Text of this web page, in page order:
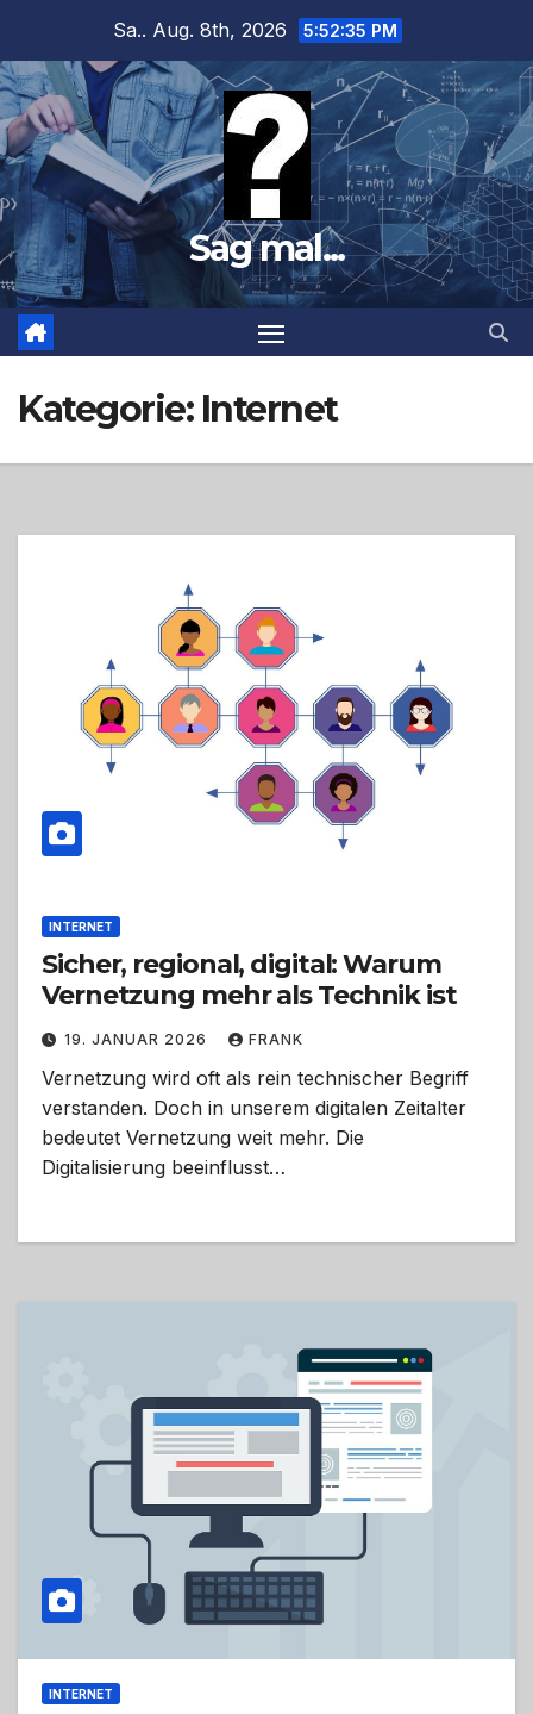
springen
Sa.. Aug. 8th, 2026 5:52:37 PM
Sag mal...
Kategorie: Internet
INTERNET
Sicher, regional, digital: Warum
Vernetzung mehr als Technik ist
19. JANUAR 2026 FRANK
Vernetzung wird oft als rein technischer Begriff
verstanden. Doch in unserem digitalen Zeitalter
bedeutet Vernetzung weit mehr. Die
Digitalisierung beeinflusst…
INTERNET